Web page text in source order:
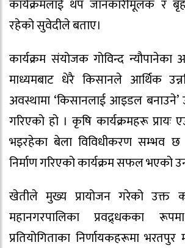
कार्यक्रमलाई थप जानकारीमूलक र
रहेको सुवेदीले बताए।
कार्यक्रम संयोजक गोविन्द
माध्यमबाट धेरै किसानले आर्थिक
अवस्थामा ‘किसानलाई आइडल बनाउने’
गरिएको हो । कृषि कार्यक्रमहरू प्रायः
भइरहेका बेला विविधीकरण सम्भव छ
निर्माण गरिएको कार्यक्रम सफल भएको
खेतीले मुख्य प्रायोजन गरेको उक्त
महानगरपालिका प्रवद्र्धकका
प्रतियोगिताका निर्णायकहरूमा भरतपुर